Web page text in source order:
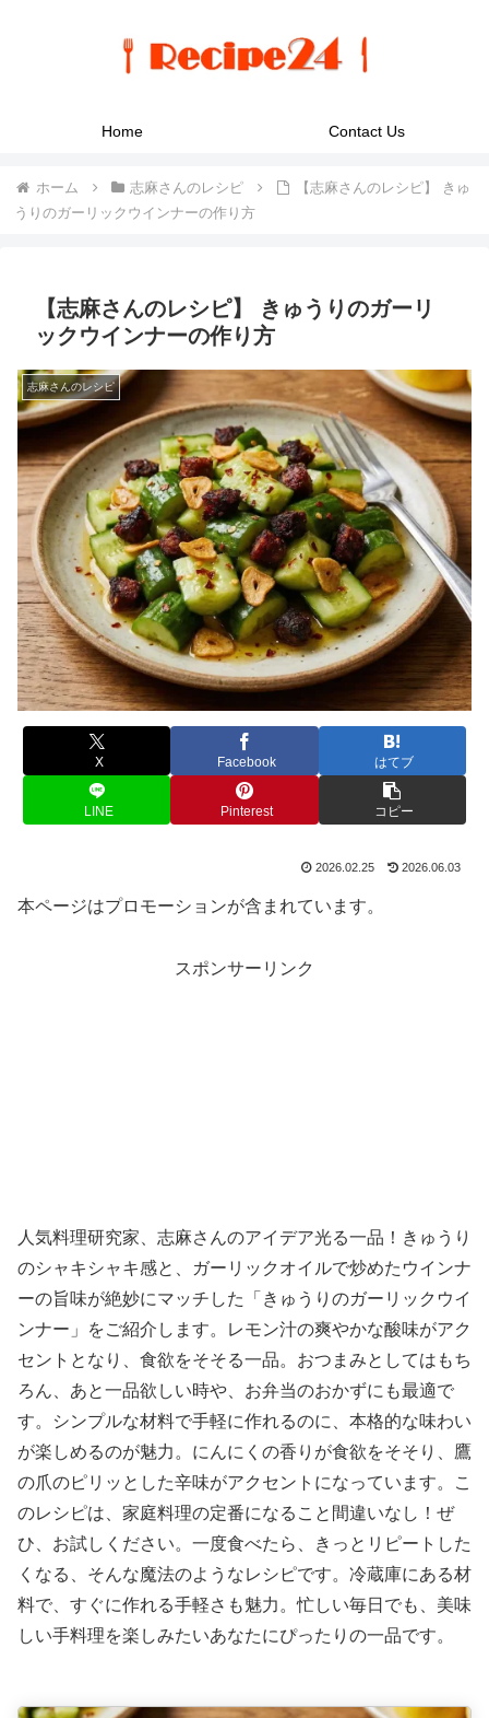
Home Contact Us
ホーム 志麻さんのレシピ
【志麻さんのレシピ】 きゅ
うりのガーリックウインナーの作り方
【志麻さんのレシピ】 きゅうりのガーリ
ックウインナーの作り方
志麻さんのレシピ
X Facebook はてブ
LINE Pinterest コピー
2026.02.25 2026.06.03
本ページはプロモーションが含まれています。
スポンサーリンク
人気料理研究家、志麻さんのアイデア光る一品！きゅうり
のシャキシャキ感と、ガーリックオイルで炒めたウインナ
ーの旨味が絶妙にマッチした「きゅうりのガーリックウイ
ンナー」をご紹介します。レモン汁の爽やかな酸味がアク
セントとなり、食欲をそそる一品。おつまみとしてはもち
ろん、あと一品欲しい時や、お弁当のおかずにも最適で
す。シンプルな材料で手軽に作れるのに、本格的な味わい
が楽しめるのが魅力。にんにくの香りが食欲をそそり、鷹
の爪のピリッとした辛味がアクセントになっています。こ
のレシピは、家庭料理の定番になること間違いなし！ぜ
ひ、お試しください。一度食べたら、きっとリピートした
くなる、そんな魔法のようなレシピです。冷蔵庫にある材
料で、すぐに作れる手軽さも魅力。忙しい毎日でも、美味
しい手料理を楽しみたいあなたにぴったりの一品です。